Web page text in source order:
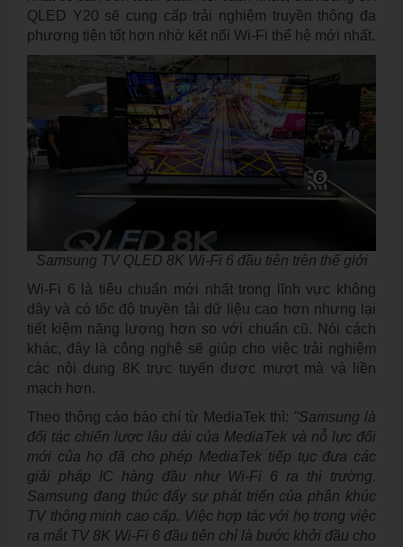
QLED Y20 sẽ cung cấp trải nghiệm truyền thông đa
phương tiện tốt hơn nhờ kết nối Wi-Fi thế hệ mới nhất.
Samsung TV QLED 8K Wi-Fi 6 đầu tiên trên thế giới
Wi-Fi 6 là tiêu chuẩn mới nhất trong lĩnh vực không
dây và có tốc độ truyền tải dữ liệu cao hơn nhưng lại
tiết kiệm năng lượng hơn so với chuẩn cũ. Nói cách
khác, đây là công nghệ sẽ giúp cho việc trải nghiệm
các nội dung 8K trực tuyến được mượt mà và liền
mạch hơn.
Theo thông cáo báo chí từ MediaTek thì: "Samsung là
đối tác chiến lược lâu dài của MediaTek và nỗ lực đổi
mới của họ đã cho phép MediaTek tiếp tục đưa các
giải pháp IC hàng đầu như Wi-Fi 6 ra thị trường.
Samsung đang thúc đẩy sự phát triển của phân khúc
TV thông minh cao cấp. Việc hợp tác với họ trong việc
ra mắt TV 8K Wi-Fi 6 đầu tiên chỉ là bước khởi đầu cho